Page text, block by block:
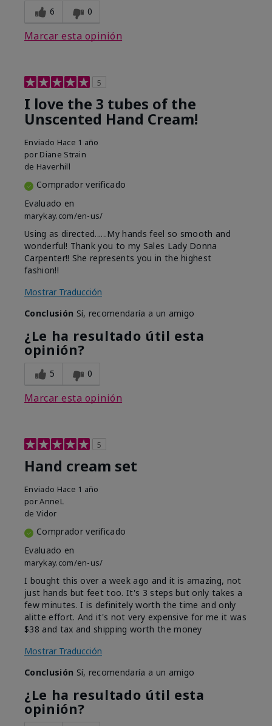
6 0
Marcar esta opinión
5
I love the 3 tubes of the
Unscented Hand Cream!
Enviado Hace 1 año
por Diane Strain
de Haverhill
Comprador verificado
Evaluado en
marykay.com/en-us/
Using as directed......My hands feel so smooth and
wonderful! Thank you to my Sales Lady Donna
Carpenter!! She represents you in the highest
fashion!!
Mostrar Traducción
Conclusión Sí, recomendaría a un amigo
¿Le ha resultado útil esta
opinión?
5 0
Marcar esta opinión
5
Hand cream set
Enviado Hace 1 año
porAnneL
de Vidor
Comprador verificado
Evaluado en
marykay.com/en-us/
I bought this over a week ago and it is amazing, not
just hands but feet too. It's 3 steps but only takes a
few minutes. I is definitely worth the time and only
alitte effort. And it's not very expensive for me it was
$38 and tax and shipping worth the money
Mostrar Traducción
Conclusión Sí, recomendaría a un amigo
¿Le ha resultado útil esta
opinión?